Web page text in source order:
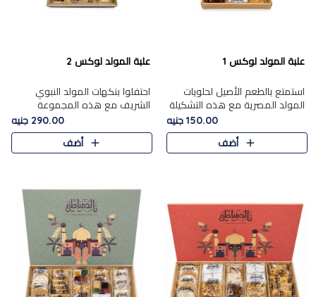
علبة المولد لوكس 1
استمتع بالطعم الأصيل لحلويات
المولد المصرية مع هذه التشكيلة
المختارة بعناية من 9 قطع. تتضمن
التشكيلة جوزرية مع فول،ملبان
150.00 جنيه
أضف
علبة المولد لوكس 2
احتفلوا بنكهات المولد النبوي
الشريف مع هذه المجموعة
الفاخرة المكونة من 19 قطعة،
والتي تم اختيارها بعناية فائقة لتُبرز
تشكيلة واسعة من الحلويات
290.00 جنيه
أضف